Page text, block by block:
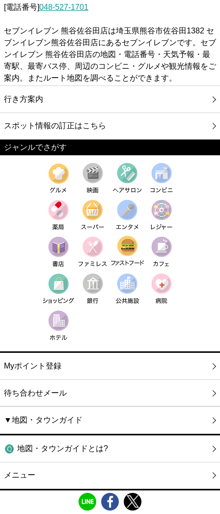
[電話番号]048-527-1701
セブンイレブン 熊谷佐谷田店は埼玉県熊谷市佐谷田1382 セ
ブンイレブン熊谷佐谷田店にあるセブンイレブンです。セブ
ンイレブン 熊谷佐谷田店の地図・電話番号・天気予報・最
寄駅、最寄バス停、周辺のコンビニ・グルメや観光情報をご
案内。またルート地図を調べることができます。
行き方案内
スポット情報の訂正はこちら
ジャンルでさがす
Myポイント登録
待ち合わせメール
▼地図・タウンガイド
地図・タウンガイドとは?
メニュー